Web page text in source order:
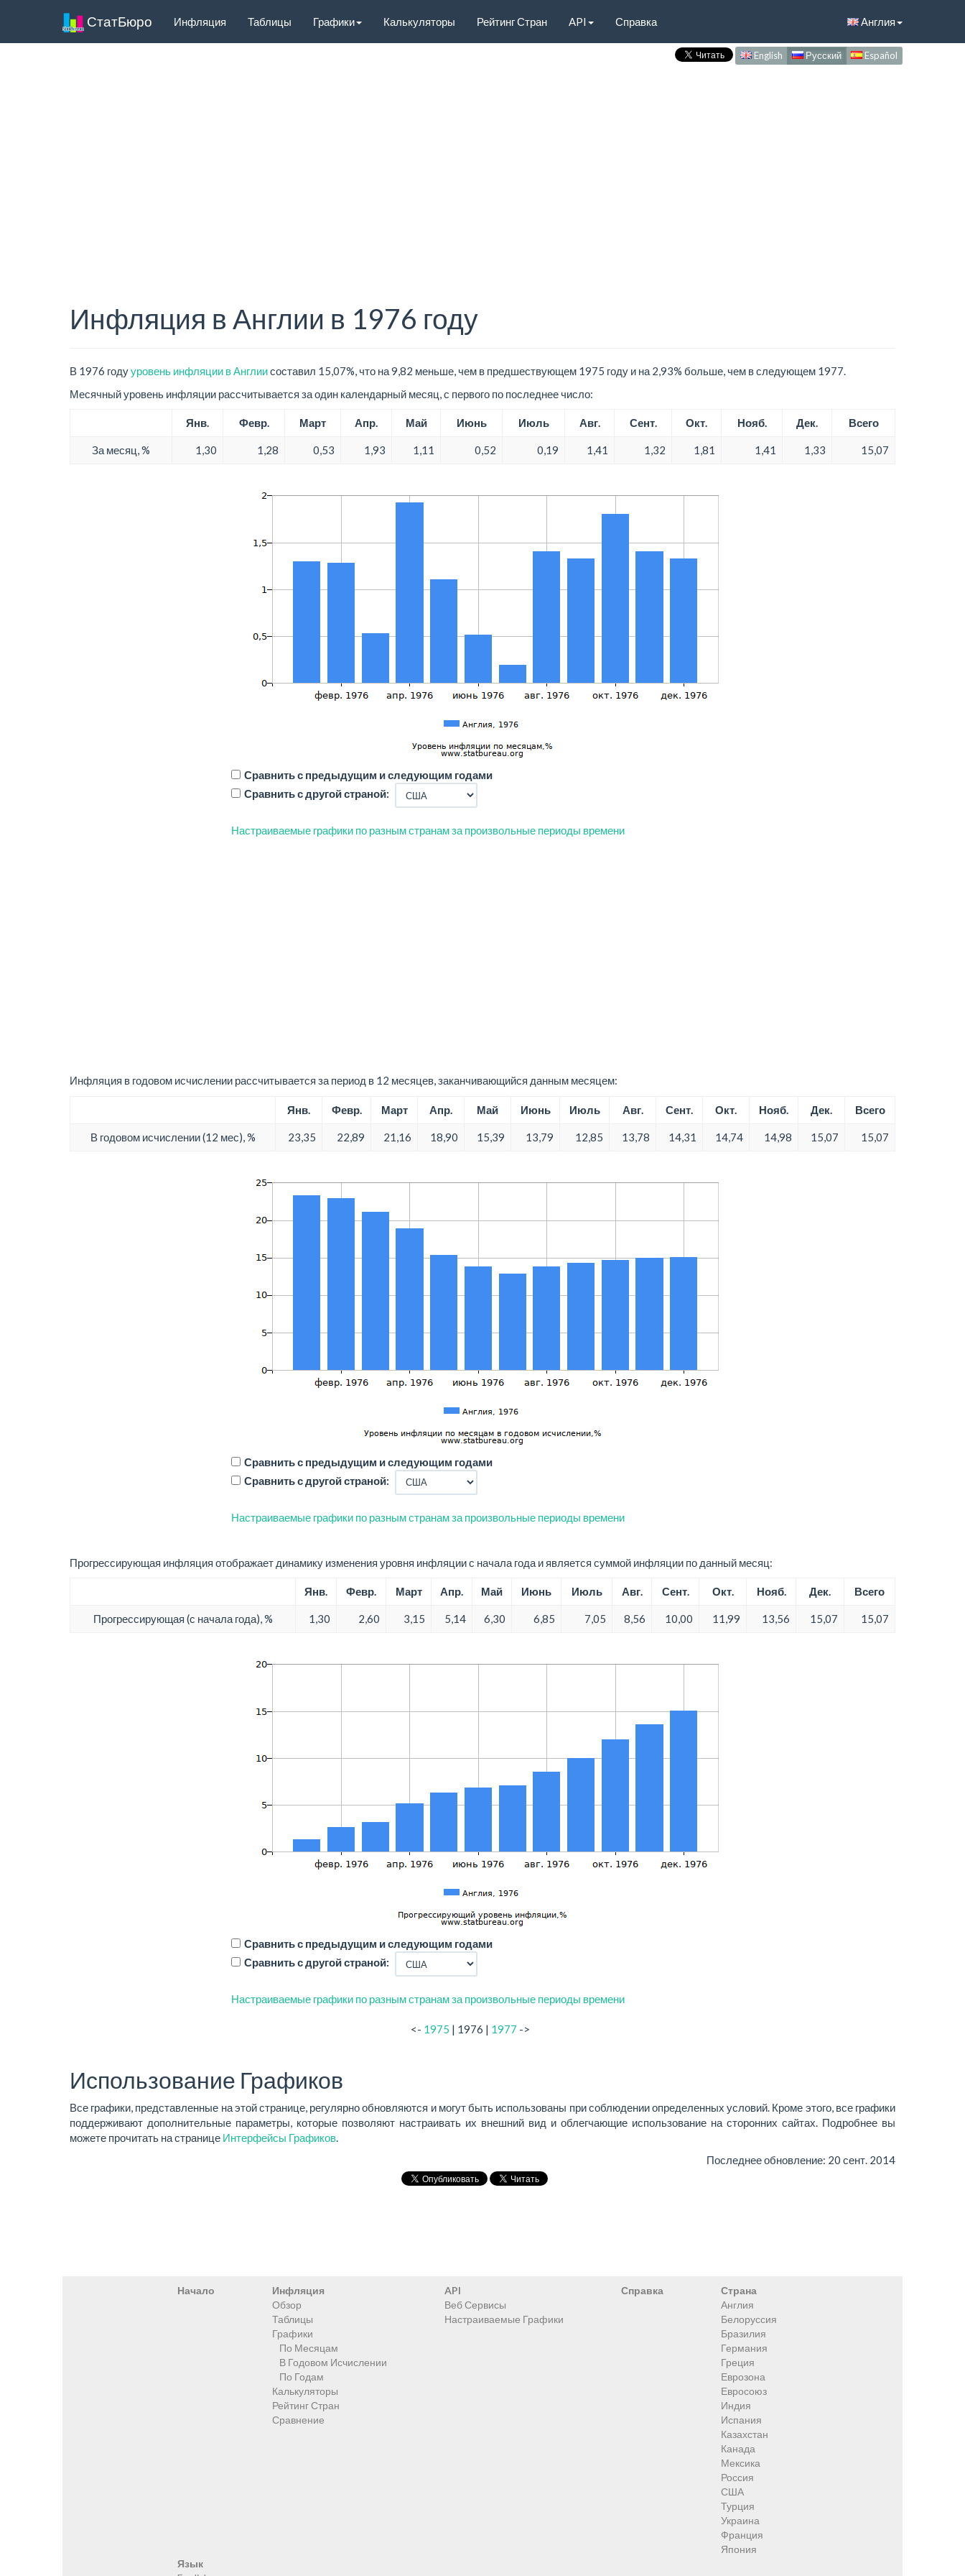
СтатБюро Инфляция Таблицы Графики Калькуляторы Рейтинг Стран API Справка Англия
English Русский Español
Инфляция в Англии в 1976 году
В 1976 годууровень инфляции в Англиисоставил 15,07%, что на 9,82 меньше, чем в предшествующем 1975 году и на 2,93% больше, чем в следующем 1977.
Месячный уровень инфляции рассчитывается за один календарный месяц, с первого по последнее число:
Янв. Февр. Март Апр. Май Июнь Июль Авг. Сент. Окт. Нояб. Дек. Всего
За месяц, % 1,30 1,28 0,53 1,93 1,11 0,52 0,19 1,41 1,32 1,81 1,41 1,33 15,07
Сравнить с предыдущим и следующим годами
Сравнить с другой страной:
Настраиваемые графики по разным странам за произвольные периоды времени
Инфляция в годовом исчислении рассчитывается за период в 12 месяцев, заканчивающийся данным месяцем:
Янв. Февр. Март Апр. Май Июнь Июль Авг. Сент. Окт. Нояб. Дек. Всего
В годовом исчислении (12 мес), % 23,35 22,89 21,16 18,90 15,39 13,79 12,85 13,78 14,31 14,74 14,98 15,07 15,07
Сравнить с предыдущим и следующим годами
Сравнить с другой страной:
Настраиваемые графики по разным странам за произвольные периоды времени
Прогрессирующая инфляция отображает динамику изменения уровня инфляции с начала года и является суммой инфляции по данный месяц:
Янв. Февр. Март Апр. Май Июнь Июль Авг. Сент. Окт. Нояб. Дек. Всего
Прогрессирующая (с начала года), % 1,30 2,60 3,15 5,14 6,30 6,85 7,05 8,56 10,00 11,99 13,56 15,07 15,07
Сравнить с предыдущим и следующим годами
Сравнить с другой страной:
Настраиваемые графики по разным странам за произвольные периоды времени
<- 1975 | 1976 | 1977 ->
Использование Графиков
Все графики, представленные на этой странице, регулярно обновляются и могут быть использованы при соблюдении определенных условий. Кроме этого, все графики
поддерживают дополнительные параметры, которые позволяют настраивать их внешний вид и облегчающие использование на сторонних сайтах. Подробнее вы
можете прочитать на странице Интерфейсы Графиков
Последнее обновление: 20 сент. 2014
Начало
Инфляция
Обзор
Таблицы
Графики
По Месяцам
В Годовом Исчислении
По Годам
Калькуляторы
Рейтинг Стран
Сравнение
API
Веб Сервисы
Настраиваемые Графики
Справка
Страна
Англия
Белоруссия
Бразилия
Германия
Греция
Еврозона
Евросоюз
Индия
Испания
Казахстан
Канада
Мексика
Россия
США
Турция
Украина
Франция
Япония
Язык